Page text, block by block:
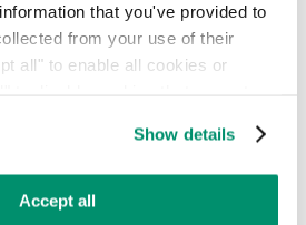
that you've provided to
from your use of their
all" to enable all cookies or
the different kinds of cookies.
Policy.
Show details
Accept all
avez-vous besoin du
vous n'avez plus besoin, alors